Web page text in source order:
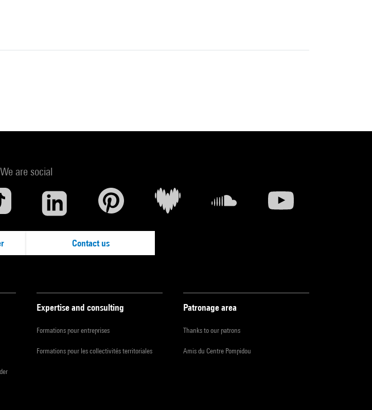
We are social
Contact us
Expertise and consulting
Formations pour entreprises
Formations pour les collectivités territoriales
Patronage area
Thanks to our patrons
Amis du Centre Pompidou